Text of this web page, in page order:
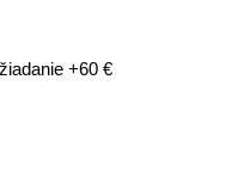
+60 €